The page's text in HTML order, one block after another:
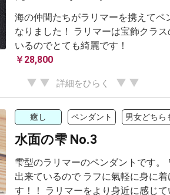
海の仲間たちがラリマーを携えてペ
なりました！ ラリマーは宝飾クラ
いるのでとても綺麗です！
￥28,800
詳細をひらく
癒し ペンダント 男女どちら
水面の雫 No.3
雫型のラリマーのペンダントです。
出来ているので ラフに氣軽に身に
す！！ ラリマーをより身近に感じ